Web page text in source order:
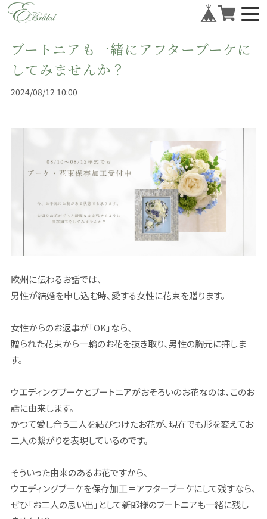
ブートニアも一緒にアフターブーケに
してみませんか？
2024/08/12 10:00
欧州に伝わるお話では、
男性が結婚を申し込む時、愛する女性に花束を贈ります。
女性からのお返事が「OK」なら、
贈られた花束から一輪のお花を抜き取り、男性の胸元に挿しま
す。
ウエディングブーケとブートニアがおそろいのお花なのは、このお
話に由来します。
かつて愛し合う二人を結びつけたお花が、現在でも形を変えてお
二人の繋がりを表現しているのです。
そういった由来のあるお花ですから、
ウエディングブーケを保存加工＝アフターブーケにして残すなら、
ぜひ「お二人の思い出」として新郎様のブートニアも一緒に残し